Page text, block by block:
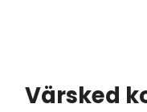
Värsked